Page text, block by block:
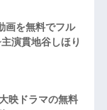
画を無料でフル
演貫地谷しほり
映ドラマの無料